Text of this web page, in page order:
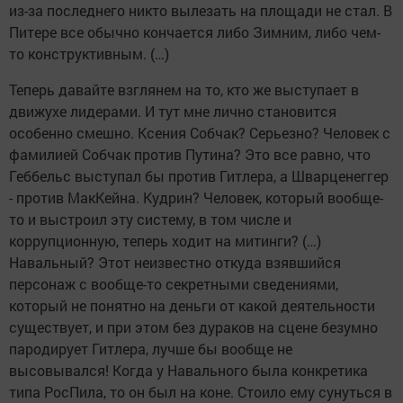
из-за последнего никто вылезать на площади не стал. В
Питере все обычно кончается либо Зимним, либо чем-
то конструктивным. (…)
Теперь давайте взглянем на то, кто же выступает в
движухе лидерами. И тут мне лично становится
особенно смешно. Ксения Собчак? Серьезно? Человек с
фамилией Собчак против Путина? Это все равно, что
Геббельс выступал бы против Гитлера, а Шварценеггер
- против МакКейна. Кудрин? Человек, который вообще-
то и выстроил эту систему, в том числе и
коррупционную, теперь ходит на митинги? (…)
Навальный? Этот неизвестно откуда взявшийся
персонаж с вообще-то секретными сведениями,
который не понятно на деньги от какой деятельности
существует, и при этом без дураков на сцене безумно
пародирует Гитлера, лучше бы вообще не
высовывался! Когда у Навального была конкретика
типа РосПила, то он был на коне. Стоило ему сунуться в